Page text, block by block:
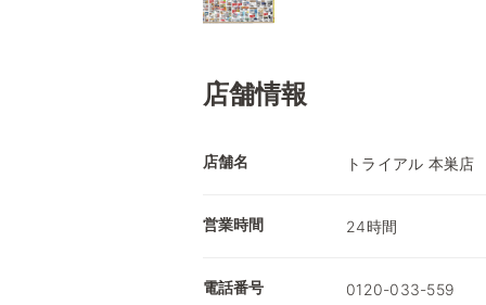
店舗情報
店舗名 トライアル 本巣店
営業時間 24時間
電話番号 0120-033-559